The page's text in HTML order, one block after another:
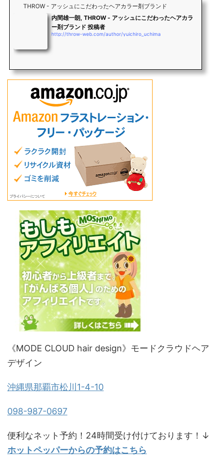
THROW - アッシュにこだわったヘアカラー剤ブランド
内間雄一朗, THROW - アッシュにこだわったヘアカラ
ー剤ブランド 投稿者
http://throw-web.com/author/yuichiro_uchima
《MODE CLOUD hair design》モードクラウドヘア
デザイン
沖縄県那覇市松川1-4-10
098-987-0697
便利なネット予約！24時間受け付けております！↓
ホットペッパーからの予約はこちら